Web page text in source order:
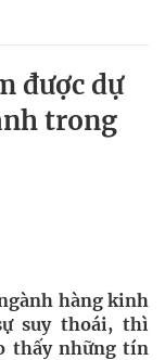
được dự
trong
hàng kinh
suy thoái, thì
thấy những tín